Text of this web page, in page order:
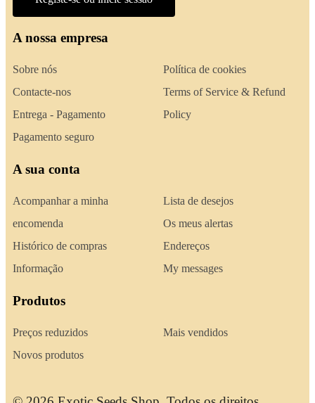
A nossa empresa
Sobre nós
Contacte-nos
Entrega - Pagamento
Pagamento seguro
Política de cookies
Terms of Service & Refund
Policy
A sua conta
Acompanhar a minha
encomenda
Histórico de compras
Informação
Lista de desejos
Os meus alertas
Endereços
My messages
Produtos
Preços reduzidos
Novos produtos
Mais vendidos